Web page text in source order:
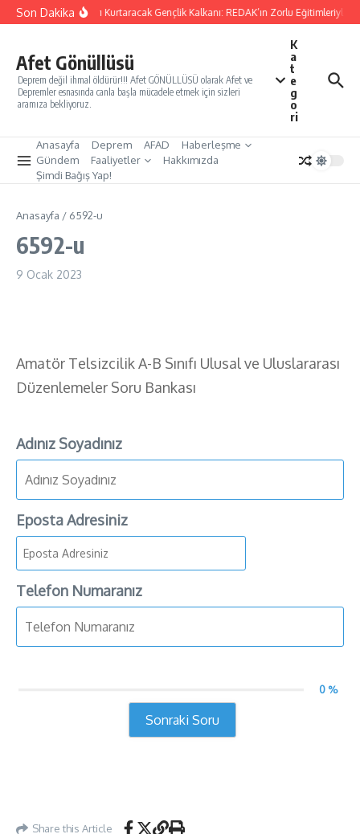
İçeriğe atla
Son DakikaYarınları Kurtaracak Gençlik Kalkanı: REDAK’ın Zorlu Eğitimleriyle
Afet Gönüllüsü
Deprem değil ihmal öldürür!!! Afet GÖNÜLLÜSÜ olarak Afet ve
Depremler esnasında canla başla mücadele etmek için sizleri
aramıza bekliyoruz.
K
a
t
e
g
o
ri
Anasayfa Deprem AFAD
Haberleşme
Gündem
Faaliyetler
Hakkımızda
Şimdi Bağış Yap!
Anasayfa / 6592-u
6592-u
9 Ocak 2023
Amatör Telsizcilik A-B Sınıfı Ulusal ve Uluslararası
Düzenlemeler Soru Bankası
Adınız Soyadınız
Eposta Adresiniz
Telefon Numaranız
0 %
Sonraki Soru
Share this Article